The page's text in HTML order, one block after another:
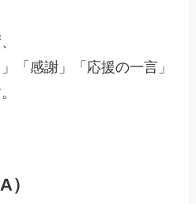
「感謝」「応援の一言」
）